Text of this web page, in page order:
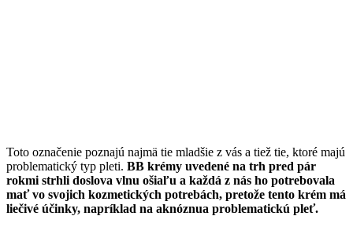
Toto označenie poznajú najmä tie mladšie z vás a tiež tie, ktoré majú
problematický typ pleti. BB krémy uvedené na trh pred pár
rokmi strhli doslova vlnu ošiaľu a každá z nás ho potrebovala
mať vo svojich kozmetických potrebách, pretože tento krém má
liečivé účinky, napríklad na aknóznua problematickú pleť.